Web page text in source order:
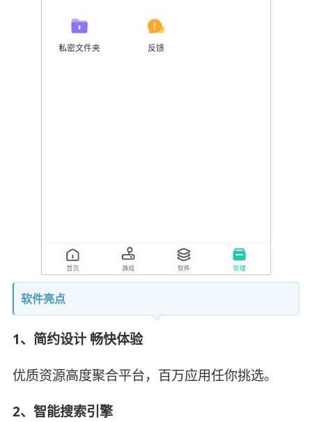
软件亮点
1、简约设计 畅快体验
优质资源高度聚合平台，百万应用任你挑选。
2、智能搜索引擎